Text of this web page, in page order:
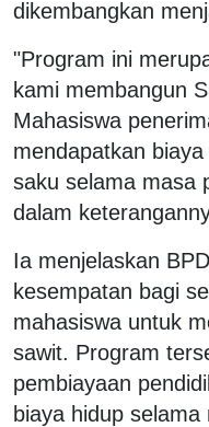
dikembangkan
"Program ini
kami membangun
Mahasiswa
mendapatkan
saku selama masa
dalam
Ia menjelaskan
kesempatan bagi
mahasiswa untuk
sawit. Program
pembiayaan
biaya hidup selama